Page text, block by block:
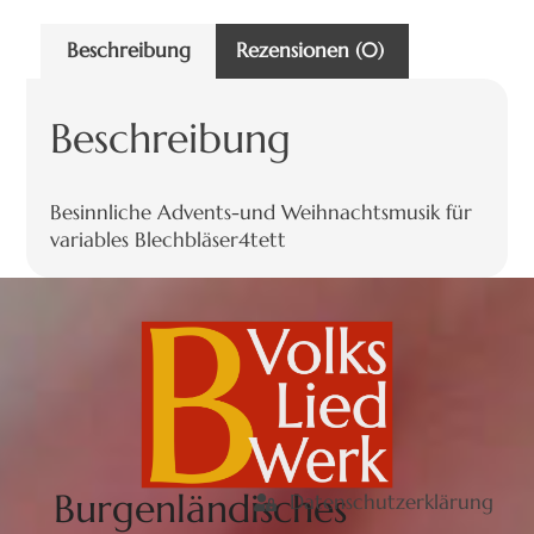
Beschreibung Rezensionen (0)
Beschreibung
Besinnliche Advents-und Weihnachtsmusik für
variables Blechbläser4tett
BurgenländischesDatenschutzerklärung